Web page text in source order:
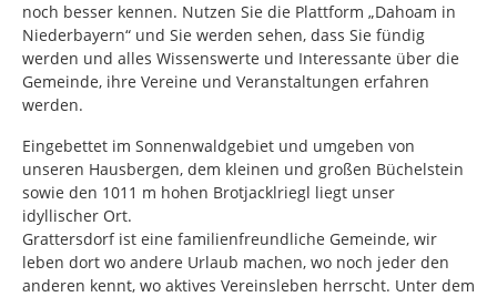
noch besser kennen. Nutzen Sie die Plattform „Dahoam in
Niederbayern“ und Sie werden sehen, dass Sie fündig
werden und alles Wissenswerte und Interessante über die
Gemeinde, ihre Vereine und Veranstaltungen erfahren
werden.
Eingebettet im Sonnenwaldgebiet und umgeben von
unseren Hausbergen, dem kleinen und großen Büchelstein
sowie den 1011 m hohen Brotjacklriegl liegt unser
idyllischer Ort.
Grattersdorf ist eine familienfreundliche Gemeinde, wir
leben dort wo andere Urlaub machen, wo noch jeder den
anderen kennt, wo aktives Vereinsleben herrscht. Unter dem